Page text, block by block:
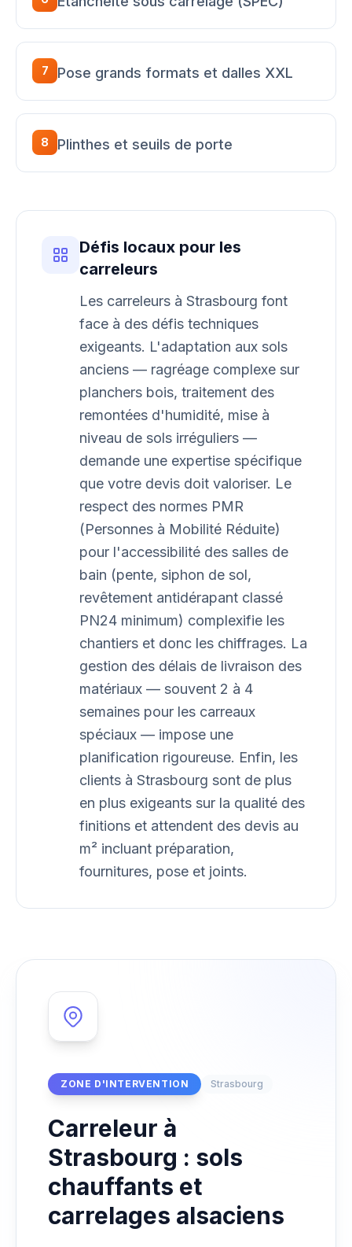
7 Pose grands formats et dalles XXL
8 Plinthes et seuils de porte
Défis locaux pour les
carreleurs
Les carreleurs à Strasbourg font
face à des défis techniques
exigeants. L'adaptation aux sols
anciens — ragréage complexe sur
planchers bois, traitement des
remontées d'humidité, mise à
niveau de sols irréguliers —
demande une expertise spécifique
que votre devis doit valoriser. Le
respect des normes PMR
(Personnes à Mobilité Réduite)
pour l'accessibilité des salles de
bain (pente, siphon de sol,
revêtement antidérapant classé
PN24 minimum) complexifie les
chantiers et donc les chiffrages. La
gestion des délais de livraison des
matériaux — souvent 2 à 4
semaines pour les carreaux
spéciaux — impose une
planification rigoureuse. Enfin, les
clients à Strasbourg sont de plus
en plus exigeants sur la qualité des
finitions et attendent des devis au
m² incluant préparation,
fournitures, pose et joints.
ZONE D'INTERVENTION Strasbourg
Carreleur à
Strasbourg : sols
chauffants et
carrelages alsaciens